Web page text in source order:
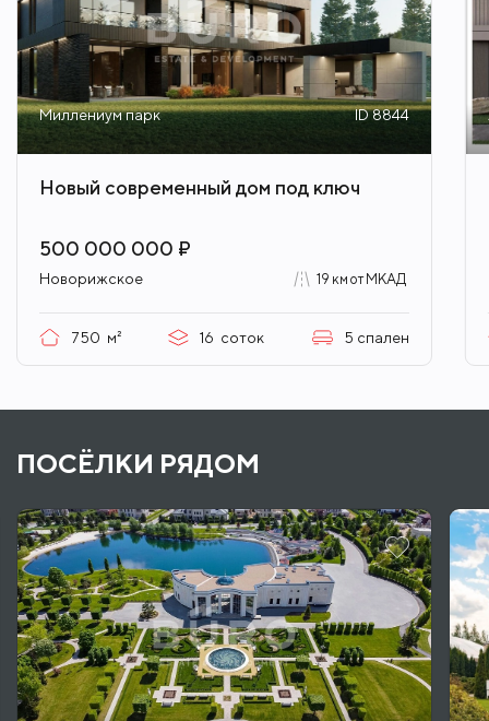
Миллениум парк ID 8844
Новый современный дом под ключ
500 000 000 ₽
Новорижское 19 км от МКАД
750 м² 16 соток 5 спален
ПОСЁЛКИ РЯДОМ